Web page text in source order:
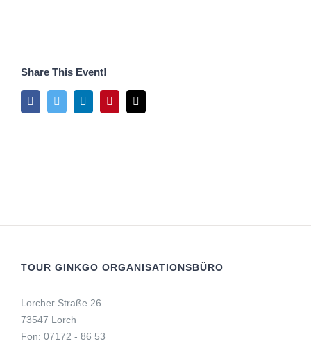
Share This Event!
FacebookTwitter LinkedInPinterest
Mail
TOUR GINKGO ORGANISATIONSBÜRO
Lorcher Straße 26
73547 Lorch
Fon: 07172 - 86 53